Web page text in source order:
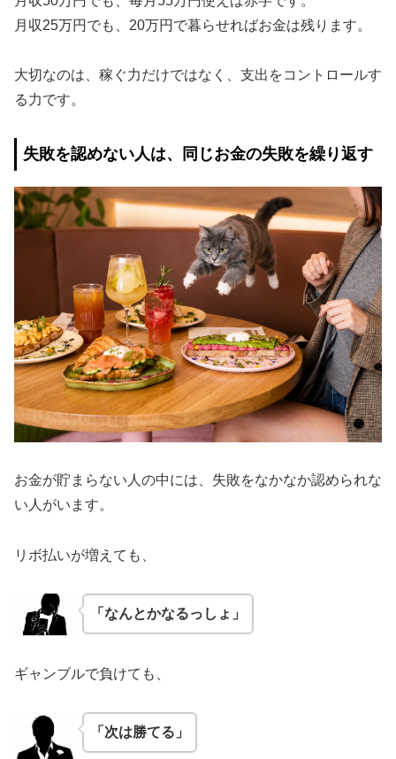
月収25万円でも、20万円で暮らせればお金は残ります。
大切なのは、稼ぐ力だけではなく、支出をコントロールす
る力です。
失敗を認めない人は、同じお金の失敗を繰り返す
お金が貯まらない人の中には、失敗をなかなか認められな
い人がいます。
リボ払いが増えても、
「なんとかなるっしょ」
ギャンブルで負けても、
「次は勝てる」